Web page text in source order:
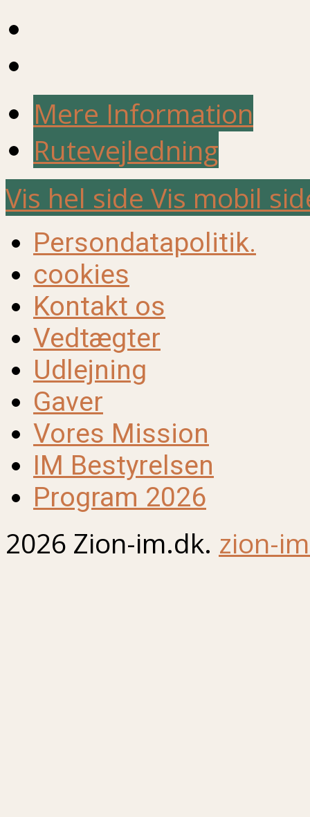
Mere Information
Rutevejledning
Vis hel side Vis mobil
Persondatapolitik.
cookies
Kontakt os
Vedtægter
Udlejning
Gaver
Vores Mission
IM Bestyrelsen
Program 2026
2026 Zion-im.dk. zion-